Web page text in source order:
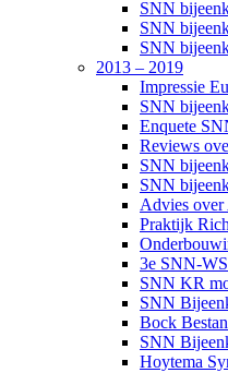
SNN
SNN
SNN
2013 – 2019
Impressie
SNN
Enquete
Reviews
SNN
SNN
Advies
Praktijk
3e SNN-
SNN KR
SNN
Bock
SNN
Hoytema